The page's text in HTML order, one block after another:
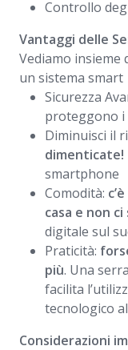
Controllo
Vantaggi delle
Vediamo insieme
un sistema smart
Sicurezza
proteggono i
Diminuisci il
dimenticate!
smartphone
Comodità:
casa e non ci
digitale sul
Praticità:
più. Una
facilita
tecnologico
Considerazioni